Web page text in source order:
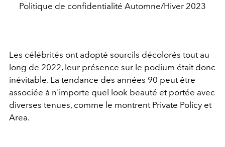
Politique de confidentialité Automne/Hiver 2023
Les célébrités ont adopté sourcils décolorés tout au
long de 2022, leur présence sur le podium était donc
inévitable. La tendance des années 90 peut être
associée à n'importe quel look beauté et portée avec
diverses tenues, comme le montrent Private Policy et
Area.